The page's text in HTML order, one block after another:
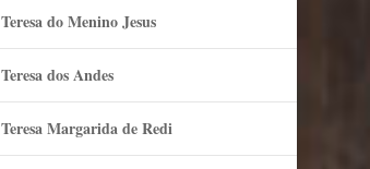
Teresa do Menino Jesus
Teresa dos Andes
Teresa Margarida de Redi